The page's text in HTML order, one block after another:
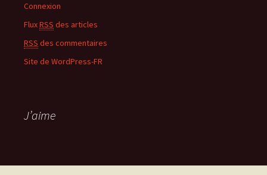
Connexion
FluxRSS des articles
RSS des commentaires
Site de WordPress-FR
J’aime